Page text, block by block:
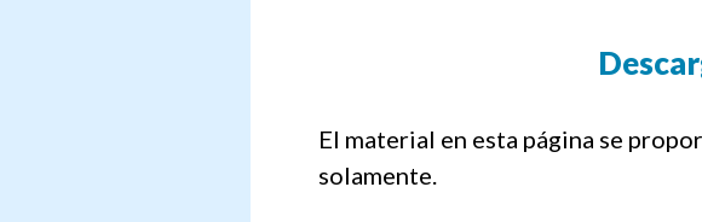
El material en esta página se
solamente.